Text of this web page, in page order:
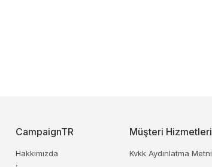
CampaignTR
Hakkımızda
Müşteri Hizmetleri
Kvkk Aydınlatma Metni